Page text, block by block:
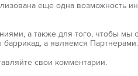
еще одна возможность
а также для того, чтобы мы
а являемся Партнерами.
свои комментарии.